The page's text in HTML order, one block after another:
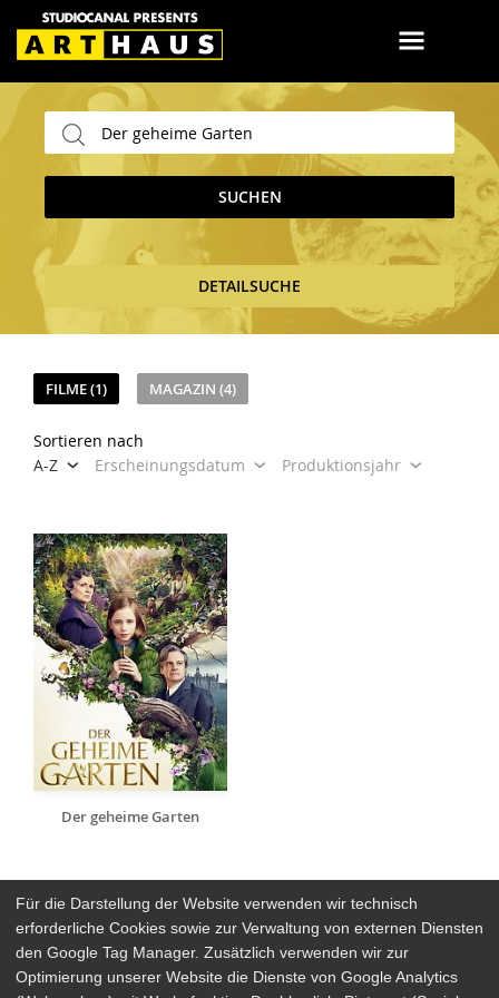
SUCHEN
DETAILSUCHE
FILME (1) MAGAZIN (4)
Sortieren nach
A-Z
Erscheinungsdatum Produktionsjahr
Der geheime Garten
Arthaus Stores
Für die Darstellung der Website verwenden wir technisch
erforderliche Cookies sowie zur Verwaltung von externen Diensten
den Google Tag Manager. Zusätzlich verwenden wir zur
Optimierung unserer Website die Dienste von Google Analytics